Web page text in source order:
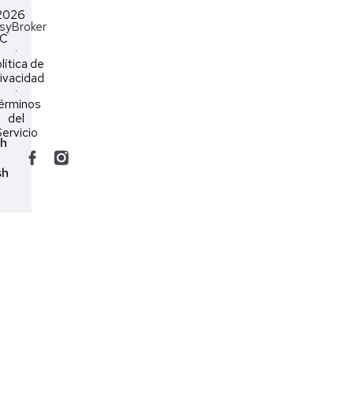
·
de
·
del